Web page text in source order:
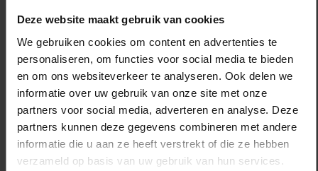
Deze website maakt gebruik van cookies
We gebruiken cookies om content en advertenties te
personaliseren, om functies voor social media te bieden
en om ons websiteverkeer te analyseren. Ook delen we
informatie over uw gebruik van onze site met onze
partners voor social media, adverteren en analyse. Deze
partners kunnen deze gegevens combineren met andere
informatie die u aan ze heeft verstrekt of die ze hebben
verzameld op basis van uw gebruik van hun services.
ondervond.
De universele waarden waarvan sprake zijn immers
de hunne. De inleiding tot de conferentie somt ze